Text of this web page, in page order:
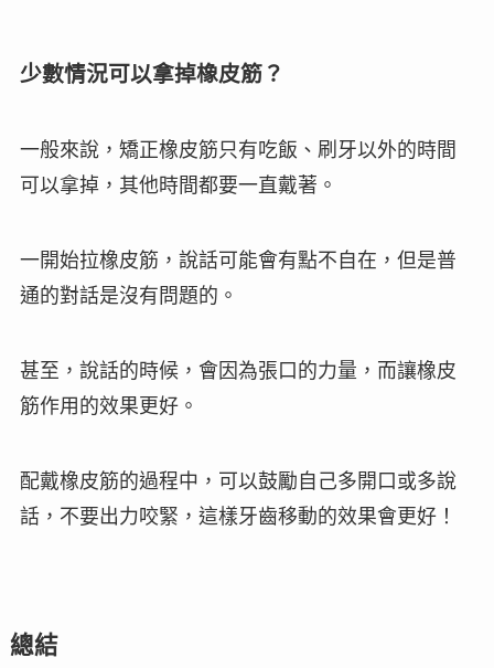
少數情況可以拿掉橡皮筋？
一般來說，矯正橡皮筋只有吃飯、刷牙以外的時間
可以拿掉，其他時間都要一直戴著 。
一開始拉橡皮筋，說話可能會有點不自在，但是普
通的對話是沒有問題的。
甚至，說話的時候，會因為張口的力量，而讓橡皮
筋作用的效果更好。
配戴橡皮筋的過程中，可以鼓勵自己多開口或多說
話，不要出力咬緊，這樣牙齒移動的效果會更好！
總結